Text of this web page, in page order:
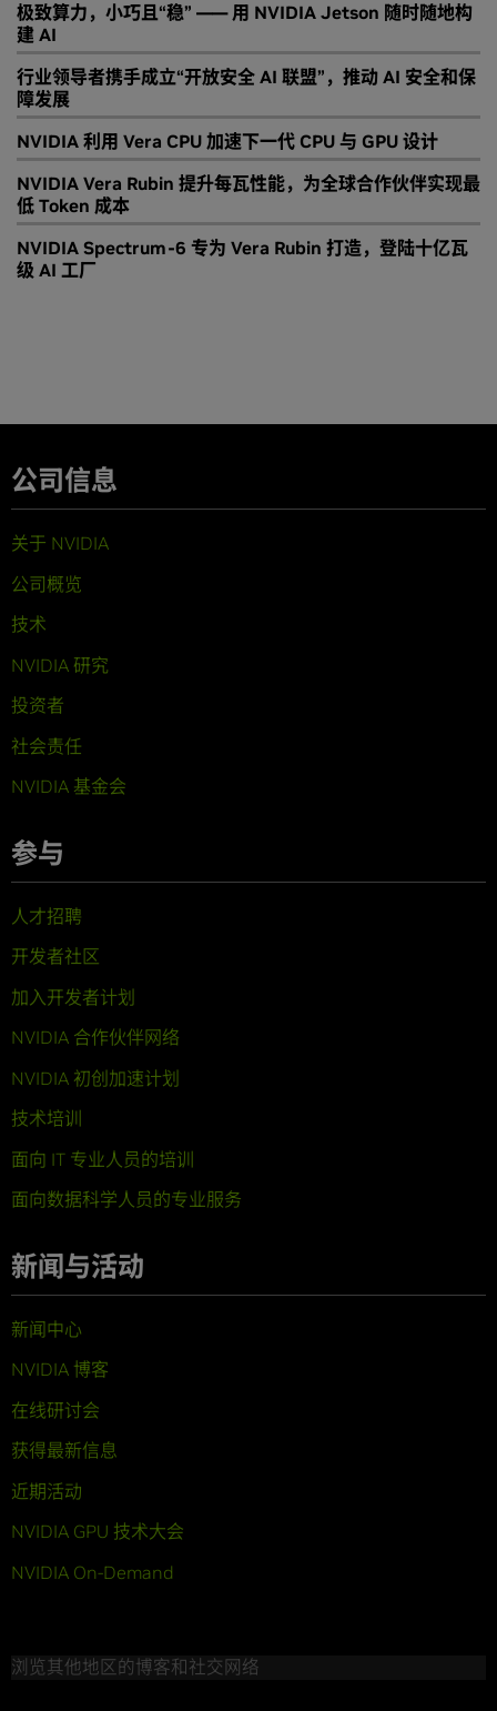
极致算力，小巧且“稳” —— 用 NVIDIA Jetson 随时随地构
建 AI
行业领导者携手成立“开放安全 AI 联盟”，推动 AI 安全和保
障发展
NVIDIA 利用 Vera CPU 加速下一代 CPU 与 GPU 设计
NVIDIA Vera Rubin 提升每瓦性能，为全球合作伙伴实现最
低 Token 成本
NVIDIA Spectrum-6 专为 Vera Rubin 打造，登陆十亿瓦
级 AI 工厂
公司信息
关于 NVIDIA
公司概览
技术
NVIDIA 研究
投资者
社会责任
NVIDIA 基金会
参与
人才招聘
开发者社区
加入开发者计划
NVIDIA 合作伙伴网络
NVIDIA 初创加速计划
技术培训
面向 IT 专业人员的培训
面向数据科学人员的专业服务
新闻与活动
新闻中心
NVIDIA 博客
在线研讨会
获得最新信息
近期活动
NVIDIA GPU 技术大会
NVIDIA On-Demand
浏览其他地区的博客和社交网络